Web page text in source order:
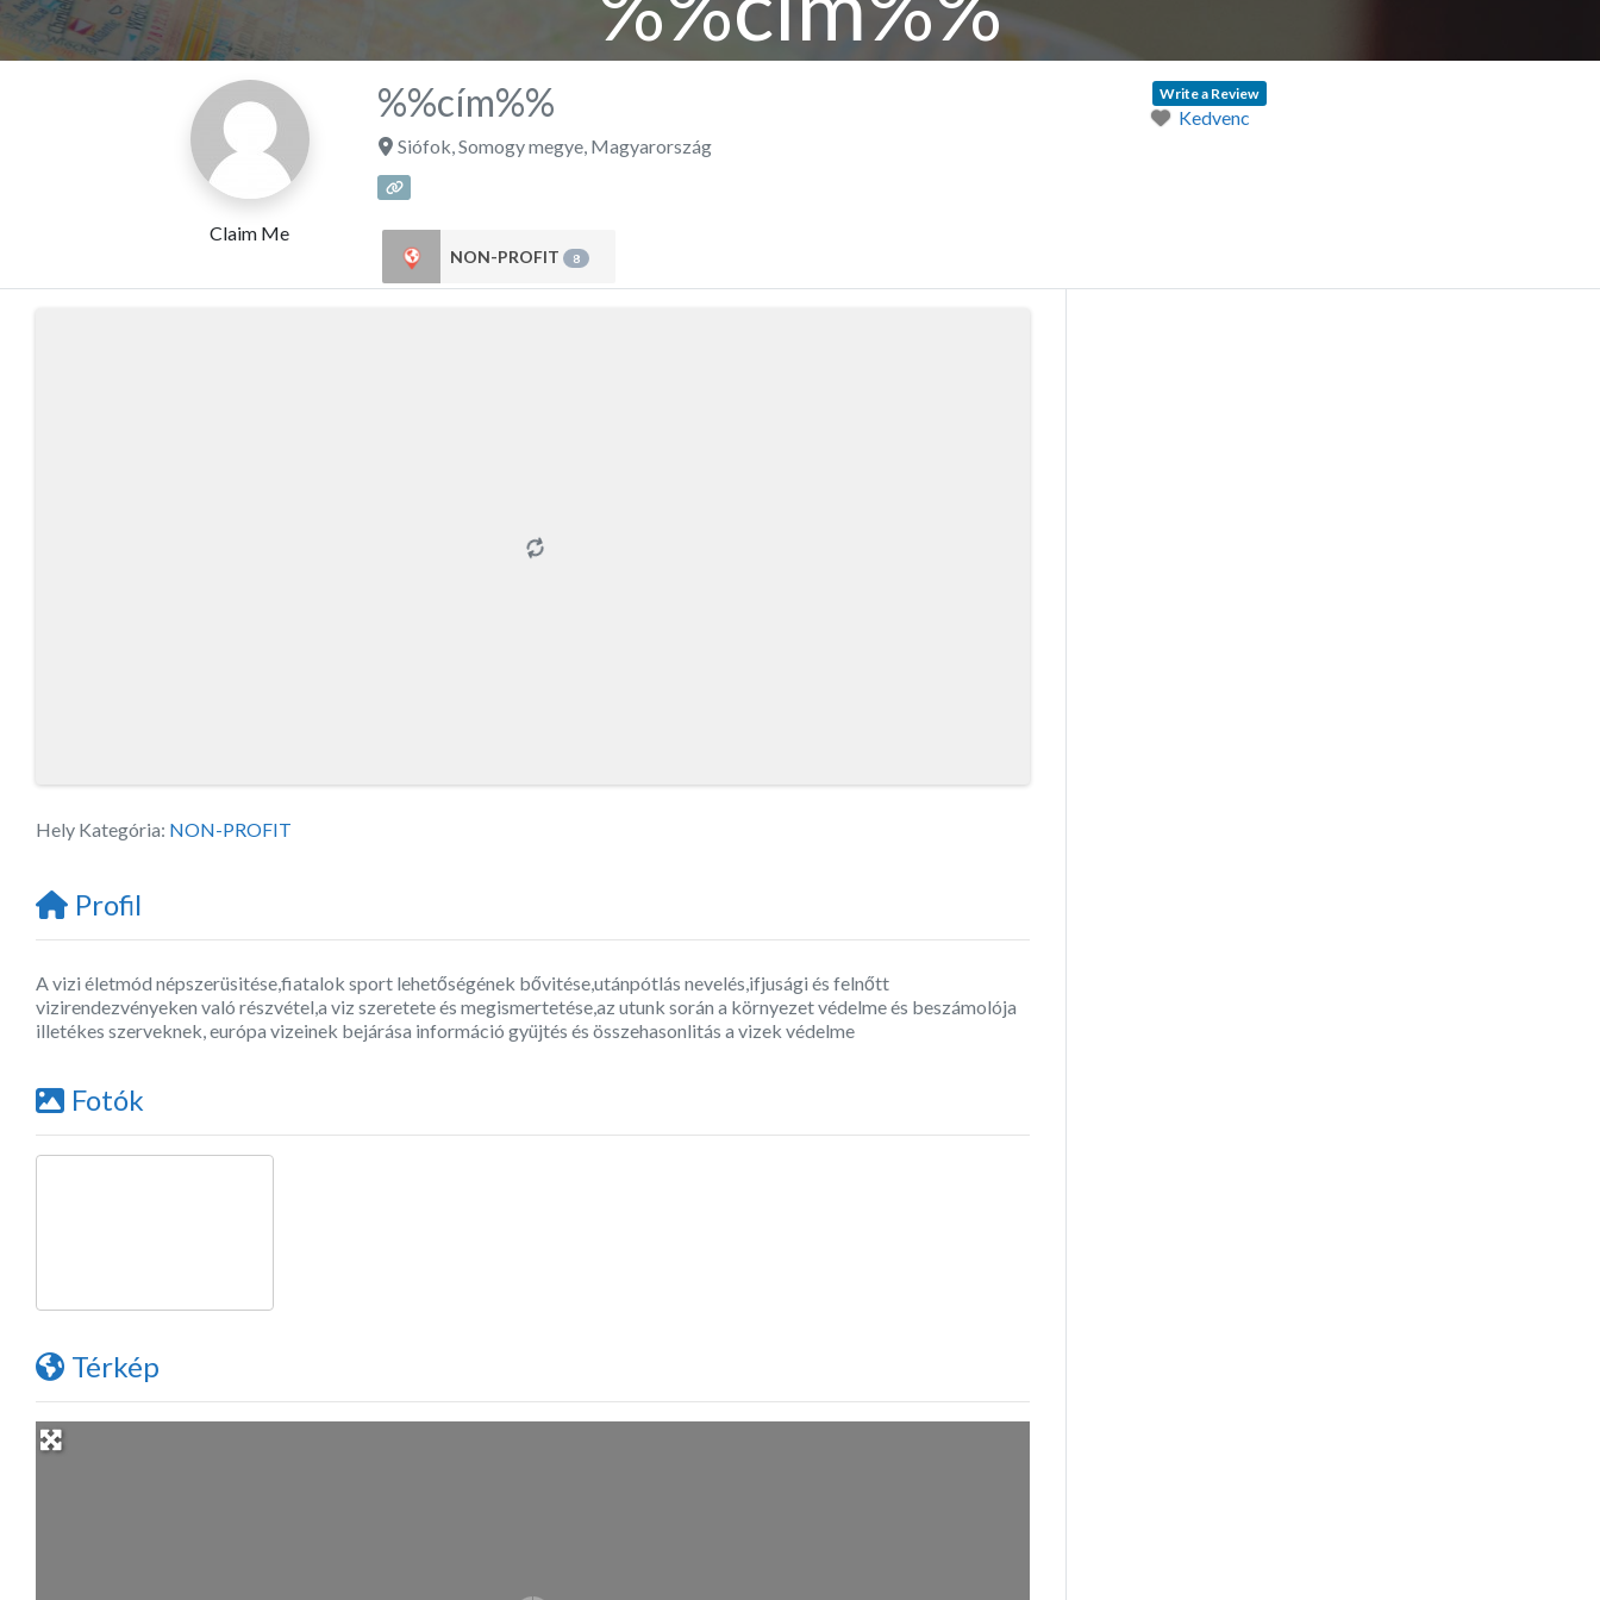
Claim Me
%%cím%%
Siófok,Somogy megye, Magyarország
NON-PROFIT 8
Write a Review
Kedvenc
Hely Kategória: NON-PROFIT
Profil
A vizi életmód népszerüsitése,fiatalok sport lehetőségének bővitése,utánpótlás nevelés,ifjusági és felnőtt
vizirendezvényeken való részvétel,a viz szeretete és megismertetése,az utunk során a környezet védelme és beszámolója
illetékes szerveknek, európa vizeinek bejárása információ gyüjtés és összehasonlitás a vizek védelme
Fotók
Térkép